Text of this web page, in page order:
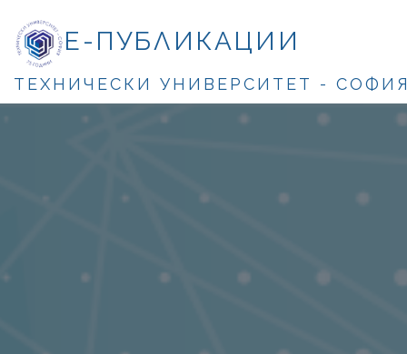
Е-ПУБЛИКАЦИИ
ТЕХНИЧЕСКИ УНИВЕРСИТЕТ -